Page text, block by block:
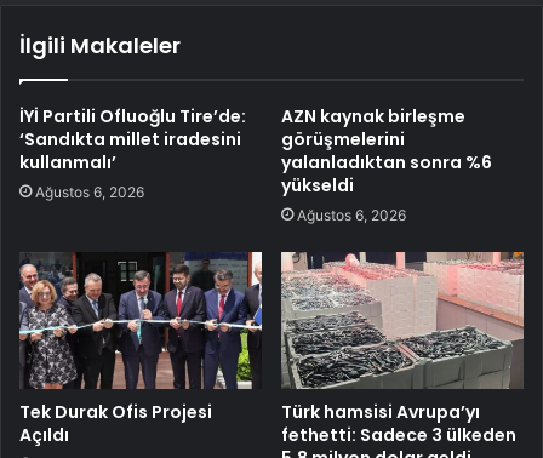
İlgili Makaleler
İYİ Partili Ofluoğlu Tire’de:
‘Sandıkta millet iradesini
kullanmalı’
Ağustos 6, 2026
AZN kaynak birleşme
görüşmelerini
yalanladıktan sonra %6
yükseldi
Ağustos 6, 2026
Tek Durak Ofis Projesi
Açıldı
Türk hamsisi Avrupa’yı
fethetti: Sadece 3 ülkeden